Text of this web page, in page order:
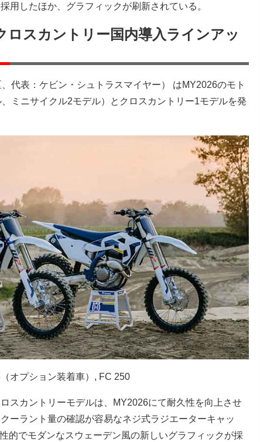
用したほか、グラフィックが刷新されている。
ロスカントリー国内導入ラインアッ
代表：ケビン・シュトラスマイヤー） はMY2026のモト
ミニサイクル2モデル）とクロスカントリー1モデルを発
オプション装着車）, FC 250
スカントリーモデルは、MY2026にて耐久性を向上させ
ーラント量の確認が容易なネジ式ラジエーターキャッ
的でモダンなスウェーデン風の新しいグラフィックが採